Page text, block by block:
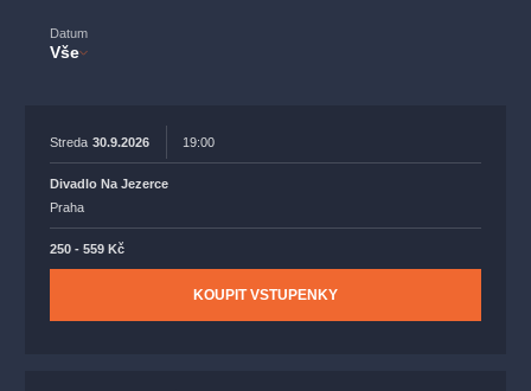
Datum
Vše
Streda 30.9.2026 19:00
Divadlo Na Jezerce
Praha
250 - 559 Kč
KOUPIT VSTUPENKY
filmováhudba